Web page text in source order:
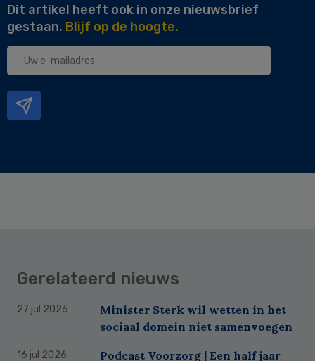
Dit artikel heeft ook in onze nieuwsbrief
gestaan. Blijf op de hoogte.
Uw
Gerelateerd nieuws
27 jul 2026
Minister Sterk wil wetten in het
sociaal domein niet samenvoegen
16 jul 2026
Podcast Voorzorg | Een half jaar